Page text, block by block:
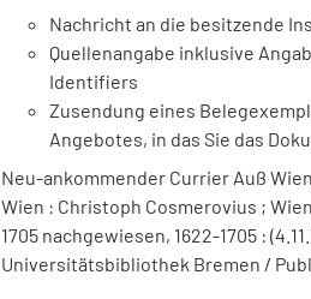
Nachricht an die besitzende
Quellenangabe inklusive
Identifiers
Zusendung eines
Angebotes, in das Sie das
Neu-ankommender Currier Auß
Wien : Christoph Cosmerovius ;
1705 nachgewiesen, 1622-1705 :
Universitätsbibliothek Bremen /